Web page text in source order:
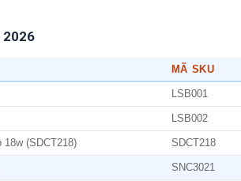
2026
MÃ SKU
LSB001
LSB002
(SDCT218) SDCT218
SNC3021